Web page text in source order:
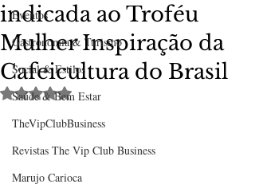
Eventos
Gastronomia & Turismo
Social & Estilos
Saúde & Bem Estar
TheVipClubBusiness
Revistas The Vip Club Business
Marujo Carioca
indicada ao Troféu
Mulher Inspiração da
Cafeicultura do Brasil
Avaliado com NaN de 5 estrelas.